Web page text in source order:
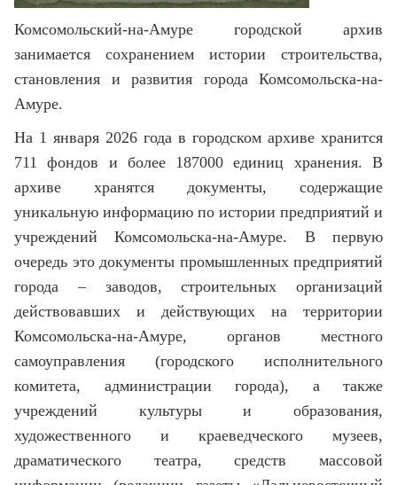
Комсомольский-на-Амуре городской архив
занимается сохранением истории строительства,
становления и развития города Комсомольска-на-
Амуре.
На 1 января 2026 года в городском архиве хранится
711 фондов и более 187000 единиц хранения. В
архиве хранятся документы, содержащие
уникальную информацию по истории предприятий и
учреждений Комсомольска-на-Амуре. В первую
очередь это документы промышленных предприятий
города – заводов, строительных организаций
действовавших и действующих на территории
Комсомольска-на-Амуре, органов местного
самоуправления (городского исполнительного
комитета, администрации города), а также
учреждений культуры и образования,
художественного и краеведческого музеев,
драматического театра, средств массовой